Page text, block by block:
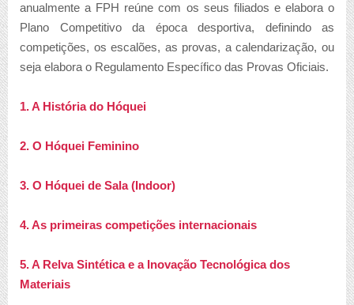
anualmente a FPH reúne com os seus filiados e elabora o
Plano Competitivo da época desportiva, definindo as
competições, os escalões, as provas, a calendarização, ou
seja elabora o Regulamento Específico das Provas Oficiais.
1. A História do Hóquei
2. O Hóquei Feminino
3. O Hóquei de Sala ( Indoor)
4. As primeiras competições internacionais
5. A Relva Sintética e a Inovação Tecnológica dos
Materiais